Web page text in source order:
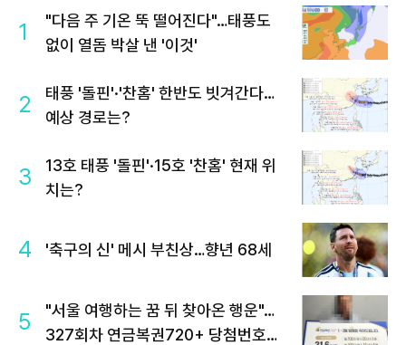
1
"다음 주 기온 뚝 떨어진다"…태풍도
없이 열돔 박살 낸 '이것'
2
태풍 '돌핀'·'찬홈' 한반도 빗겨간다…
예상 경로는?
3
13호 태풍 '돌핀'·15호 '찬홈' 현재 위
치는?
4 '축구의 신' 메시 부친상…향년 68세
5
"서울 여행하는 꿈 뒤 찾아온 행운"…
327회차 연금복권720+ 당첨번호조